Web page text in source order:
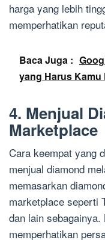
harga yang lebih
memperhatikan
Baca Juga :
yang Harus Kamu
4. Menjual
Marketplace
Cara keempat yang
menjual diamond
memasarkan
marketplace seperti
dan lain
memperhatikan